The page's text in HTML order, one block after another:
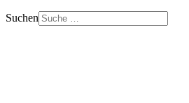
Suchen